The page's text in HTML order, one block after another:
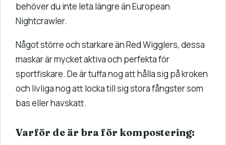
behöver du inte leta längre än European
Nightcrawler.
Något större och starkare än Red Wigglers, dessa
maskar är mycket aktiva och perfekta för
sportfiskare. De är tuffa nog att hålla sig på kroken
och livliga nog att locka till sig stora fångster som
bas eller havskatt.
Varför de är bra för kompostering: